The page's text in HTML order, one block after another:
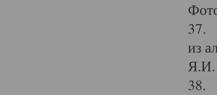
37.
из
Я.И.
38.